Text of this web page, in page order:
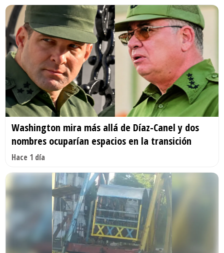
Washington mira más allá de Díaz-Canel y dos
nombres ocuparían espacios en la transición
Hace 1 día